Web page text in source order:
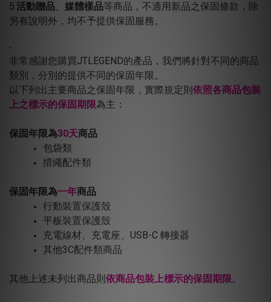
5.活動贈品、 媒體樣品等商品，不適用新品之保固條款， 除
另有說明外，均不予提供保固服務。
-
非常感謝您購買JTLEGEND的產品，我們將針對不同的商品
類別，分別的提供不同的保固年限。
以下列出主要商品之保固年限，實際規定則 依照各商品包裝
上之標示的保固期限為主：
保固年限為30天商品
包袋類
揹繩配件類
保固年限為一年商品
行動裝置保護殼
平板裝置保護殼
充電線材、充電座、USB-C 轉接器
其他3C配件類商品
其他上述未列出商品則 依商品包裝上標示的保固期限。